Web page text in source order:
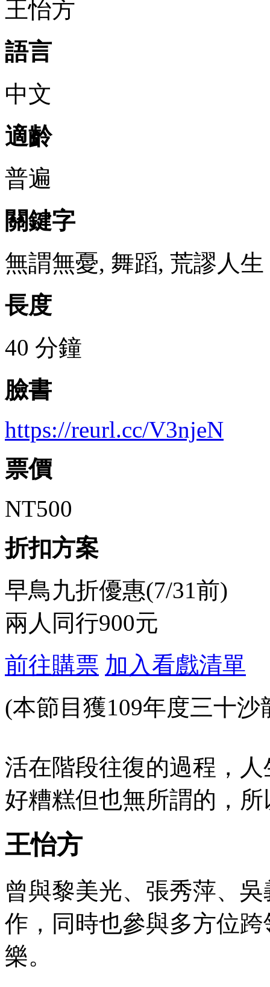
王怡方
語言
中文
適齡
普遍
關鍵字
無謂無憂, 舞蹈, 荒謬人生
長度
40 分鐘
臉書
https://reurl.cc/V3njeN
票價
NT500
折扣方案
早鳥九折優惠(7/31前)
兩人同行900元
前往購票 加入看戲清單
(本節目獲109年度三十
活在階段往復的過程，
好糟糕但也無所謂的，
王怡方
曾與黎美光、張秀萍、
作，同時也參與多方位
樂。